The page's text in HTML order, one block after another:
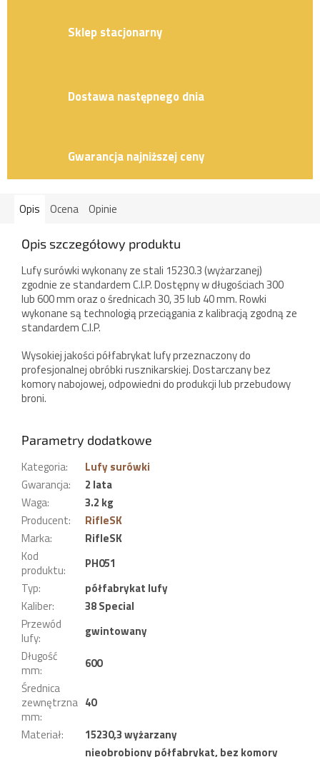
Sklep stacjonarny
Dostawa następnego dnia
Gwarancja najniższej ceny
Opis Ocena Opinie
Opis szczegółowy produktu
Lufy surówki wykonany ze stali 15230.3 (wyżarzanej)
zgodnie ze standardem C.I.P. Dostępny w długościach 300
lub 600 mm oraz o średnicach 30, 35 lub 40 mm. Rowki
wykonane są technologią przeciągania z kalibracją zgodną ze
standardem C.I.P.
Wysokiej jakości półfabrykat lufy przeznaczony do
profesjonalnej obróbki rusznikarskiej. Dostarczany bez
komory nabojowej, odpowiedni do produkcji lub przebudowy
broni.
Parametry dodatkowe
Kategoria:
Lufy surówki
Gwarancja:
2 lata
Waga:
3.2 kg
Producent:
RifleSK
Marka:
RifleSK
Kod
produktu:
PH051
Typ:
półfabrykat lufy
Kaliber:
38 Special
Przewód
lufy:
gwintowany
Długość
mm:
600
Średnica
zewnętrzna
mm:
40
Materiał:
15230,3 wyżarzany
nieobrobiony półfabrykat, bez komory